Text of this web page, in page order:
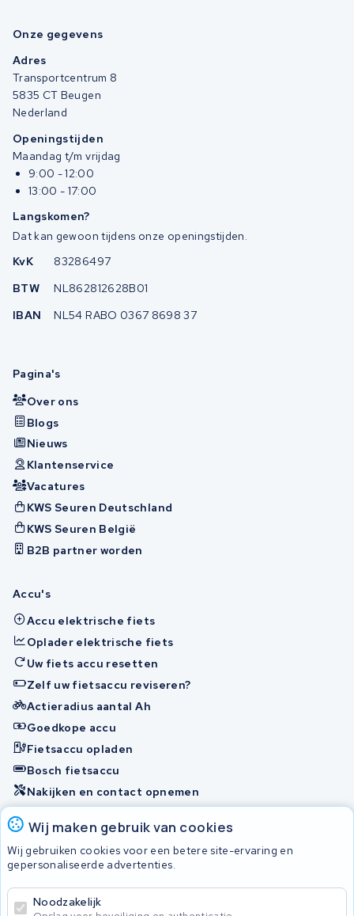
Wij maken gebruik van cookies
Wij gebruiken cookies voor een betere site-ervaring en
gepersonaliseerde advertenties.
Noodzakelijk
Onze gegevens
Adres
Transportcentrum 8
5835 CT Beugen
Nederland
Openingstijden
Maandag t/m vrijdag
9:00 - 12:00
13:00 - 17:00
Langskomen?
Dat kan gewoon tijdens onze openingstijden.
KvK
83286497
BTW
NL862812628B01
IBAN
NL54 RABO 0367 8698 37
Pagina's
Over ons
Blogs
Nieuws
Klantenservice
Vacatures
KWS Seuren Deutschland
KWS Seuren België
B2B partner worden
Accu's
Accu elektrische fiets
Oplader elektrische fiets
Uw fiets accu resetten
Zelf uw fietsaccu reviseren?
Actieradius aantal Ah
Goedkope accu
Fietsaccu opladen
Bosch fietsaccu
Nakijken en contact opnemen
Privacybeleid